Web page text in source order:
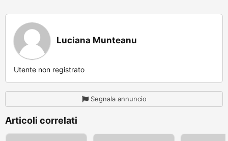
Luciana Munteanu
Utente non registrato
Segnala annuncio
Articoli correlati